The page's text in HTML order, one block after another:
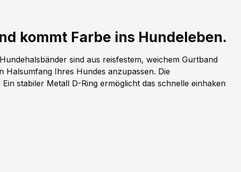
kommt Farbe ins Hundeleben.
sind aus reisfestem, weichem Gurtband
Ihres Hundes anzupassen. Die
stabiler Metall D-Ring ermöglicht das schnelle einhaken